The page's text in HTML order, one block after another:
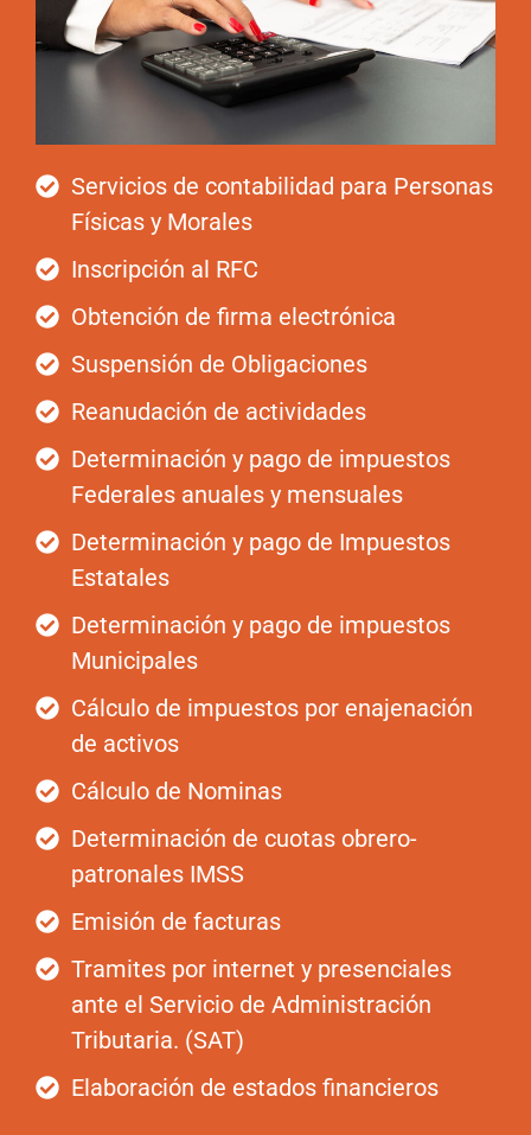
Servicios de contabilidad para Personas
Físicas y Morales
Inscripción al RFC
Obtención de firma electrónica
Suspensión de Obligaciones
Reanudación de actividades
Determinación y pago de impuestos
Federales anuales y mensuales
Determinación y pago de Impuestos
Estatales
Determinación y pago de impuestos
Municipales
Cálculo de impuestos por enajenación
de activos
Cálculo de Nominas
Determinación de cuotas obrero-
patronales IMSS
Emisión de facturas
Tramites por internet y presenciales
ante el Servicio de Administración
Tributaria. (SAT)
Elaboración de estados financieros